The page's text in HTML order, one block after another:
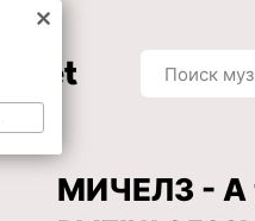
МИЧЕЛЗ - А